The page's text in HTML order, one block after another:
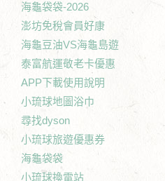
海龜袋袋-2026
澎坊免稅會員好康
海龜豆油VS海龜島遊
泰富航運敬老卡優惠
APP下載使用說明
小琉球地圖浴巾
尋找dyson
小琉球旅遊優惠券
海龜袋袋
小琉球換電站